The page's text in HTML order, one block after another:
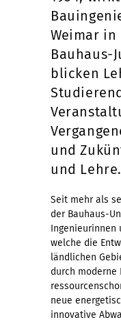
Weimar in
Bauhaus-
blicken
und
und
Seit mehr als
der Bauhaus-
Ingenieurinnen
welche die
ländlichen
durch moderne
neue
innovative